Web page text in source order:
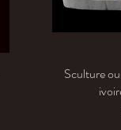
Sculture